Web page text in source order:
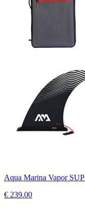
Aqua Marina Vapor
€ 239.00